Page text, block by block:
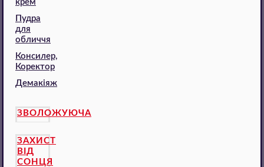
крем
Пудра
для
обличчя
Консилер,
Коректор
Демакіяж
ЗВОЛОЖУЮЧА
ЗАХИСТ
ВІД
СОНЦЯ